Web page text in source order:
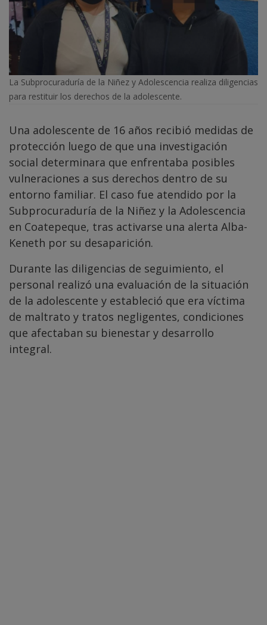
La Subprocuraduría de la Niñez y Adolescencia realiza diligencias
para restituir los derechos de la adolescente.
Una adolescente de 16 años recibió medidas de
protección luego de que una investigación
social determinara que enfrentaba posibles
vulneraciones a sus derechos dentro de su
entorno familiar. El caso fue atendido por la
Subprocuraduría de la Niñez y la Adolescencia
en Coatepeque, tras activarse una alerta Alba-
Keneth por su desaparición.
Durante las diligencias de seguimiento, el
personal realizó una evaluación de la situación
de la adolescente y estableció que era víctima
de maltrato y tratos negligentes, condiciones
que afectaban su bienestar y desarrollo
integral.